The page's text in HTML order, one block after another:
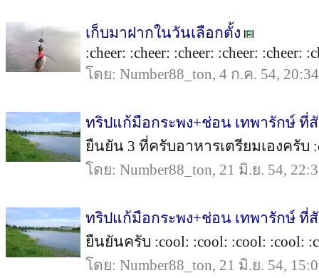
เก็บมาฝากในวันเลือกตั้ง
:cheer: :cheer: :cheer: :cheer: :cheer:
โดย: Number88_ton, 4 ก.ค. 54, 20:34
ทริปแก้มือกระพง+ช่อน เทพารักษ์
ยืนยัน 3 ที่ครับอาหารเตรียมเองครับ
โดย: Number88_ton, 21 มิ.ย. 54,
ทริปแก้มือกระพง+ช่อน เทพารักษ์
ยืนยันครับ :cool: :cool: :cool: :cool:
โดย: Number88_ton, 21 มิ.ย. 54,